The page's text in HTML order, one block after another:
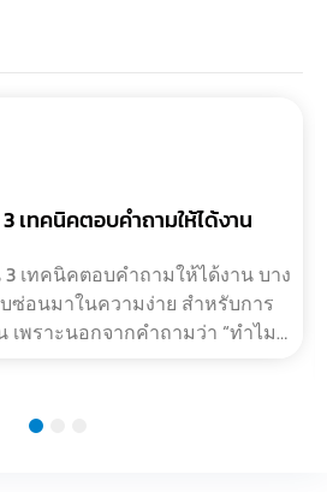
เทคนิคตอบคำถามให้ได้งาน
เทคนิคตอบคำถามให้ได้งาน บาง
ซ่อนมาในความง่าย สำหรับการ
พราะนอกจากคำถามว่า “ทำไม